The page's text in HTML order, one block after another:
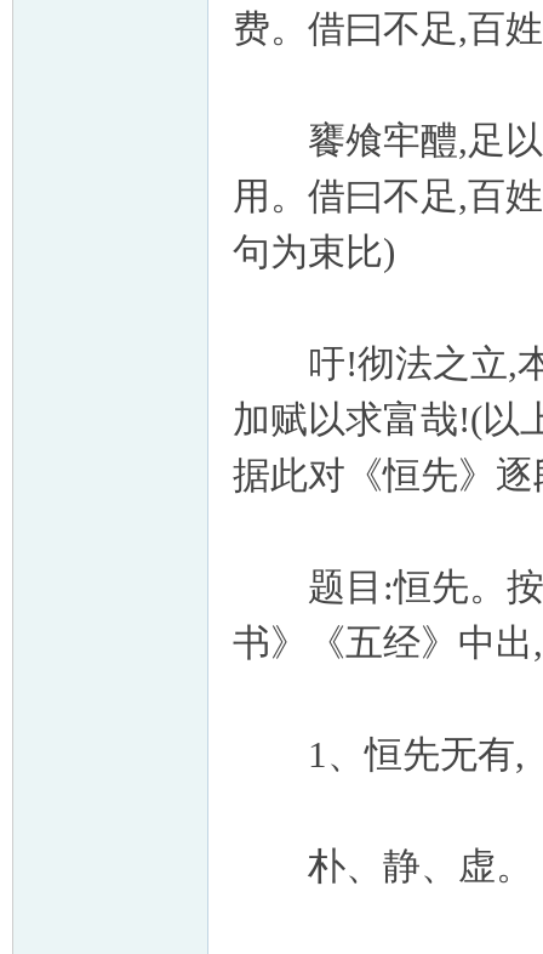
费。借曰不足,百
饔飧牢醴,足以
用。借曰不足,百
句为束比)
吁!彻法之立,本
加赋以求富哉!(以
据此对《恒先》
题目:恒先。按:
书》《五经》中
1、恒先无有,
朴、静、虚。